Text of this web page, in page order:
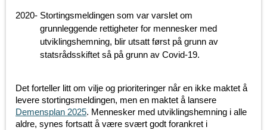
2020- Stortingsmeldingen som var varslet om
grunnleggende rettigheter for mennesker med
utviklingshemning, blir utsatt først på grunn av
statsrådsskiftet så på grunn av Covid-19.
Det forteller litt om vilje og prioriteringer når en ikke maktet å
levere stortingsmeldingen, men en maktet å lansere
Demensplan 2025. Mennesker med utviklingshemning i alle
aldre, synes fortsatt å være svært godt forankret i